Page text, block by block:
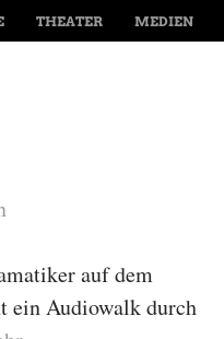
THEATER MEDIEN
auf dem
ein Audiowalk durch